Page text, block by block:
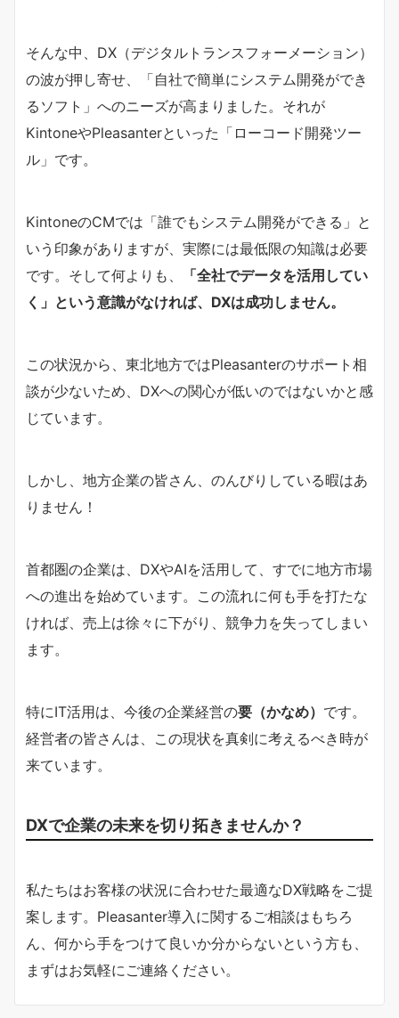
そんな中、DX（デジタルトランスフォーメーション）
の波が押し寄せ、「自社で簡単にシステム開発ができ
るソフト」へのニーズが高まりました。それが
KintoneやPleasanterといった「ローコード開発ツー
ル」です。
KintoneのCMでは「誰でもシステム開発ができる」と
いう印象がありますが、実際には最低限の知識は必要
です。そして何よりも、
「全社でデータを活用してい
く」という意識がなければ、DXは成功しません。
この状況から、東北地方ではPleasanterのサポート相
談が少ないため、DXへの関心が低いのではないかと感
じています。
しかし、地方企業の皆さん、のんびりしている暇はあ
りません！
首都圏の企業は、DXやAIを活用して、すでに地方市場
への進出を始めています。この流れに何も手を打たな
ければ、売上は徐々に下がり、競争力を失ってしまい
ます。
特にIT活用は、今後の企業経営の要（かなめ） です。
経営者の皆さんは、この現状を真剣に考えるべき時が
来ています。
DXで企業の未来を切り拓きませんか？
私たちはお客様の状況に合わせた最適なDX戦略をご提
案します。Pleasanter導入に関するご相談はもちろ
ん、何から手をつけて良いか分からないという方も、
まずはお気軽にご連絡ください。